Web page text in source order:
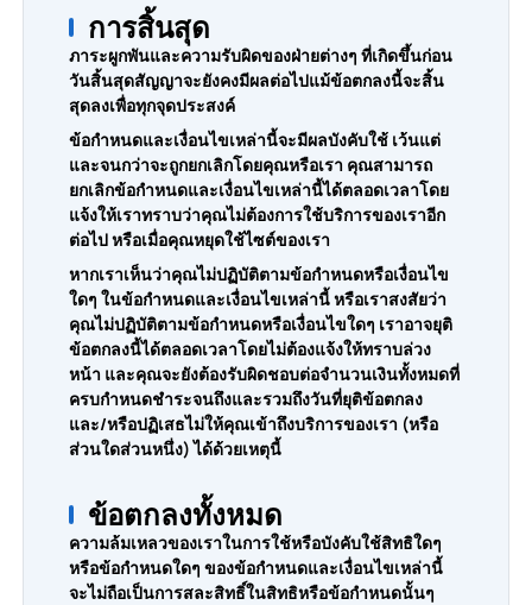
การสิ้นสุด
ภาระผูกพันและความรับผิดของฝ่ายต่างๆ ที่เกิดขึ้นก่อน
วันสิ้นสุดสัญญาจะยังคงมีผลต่อไปแม้ข้อตกลงนี้จะสิ้น
สุดลงเพื่อทุกจุดประสงค์
ข้อกำหนดและเงื่อนไขเหล่านี้จะมีผลบังคับใช้ เว้นแต่
และจนกว่าจะถูกยกเลิกโดยคุณหรือเรา คุณสามารถ
ยกเลิกข้อกำหนดและเงื่อนไขเหล่านี้ได้ตลอดเวลาโดย
แจ้งให้เราทราบว่าคุณไม่ต้องการใช้บริการของเราอีก
ต่อไป หรือเมื่อคุณหยุดใช้ไซต์ของเรา
หากเราเห็นว่าคุณไม่ปฏิบัติตามข้อกำหนดหรือเงื่อนไข
ใดๆ ในข้อกำหนดและเงื่อนไขเหล่านี้ หรือเราสงสัยว่า
คุณไม่ปฏิบัติตามข้อกำหนดหรือเงื่อนไขใดๆ เราอาจยุติ
ข้อตกลงนี้ได้ตลอดเวลาโดยไม่ต้องแจ้งให้ทราบล่วง
หน้า และคุณจะยังต้องรับผิดชอบต่อจำนวนเงินทั้งหมดที่
ครบกำหนดชำระจนถึงและรวมถึงวันที่ยุติข้อตกลง
และ/หรือปฏิเสธไม่ให้คุณเข้าถึงบริการของเรา (หรือ
ส่วนใดส่วนหนึ่ง) ได้ด้วยเหตุนี้
ข้อตกลงทั้งหมด
ความล้มเหลวของเราในการใช้หรือบังคับใช้สิทธิใดๆ
หรือข้อกำหนดใดๆ ของข้อกำหนดและเงื่อนไขเหล่านี้
จะไม่ถือเป็นการสละสิทธิ์ในสิทธิหรือข้อกำหนดนั้นๆ